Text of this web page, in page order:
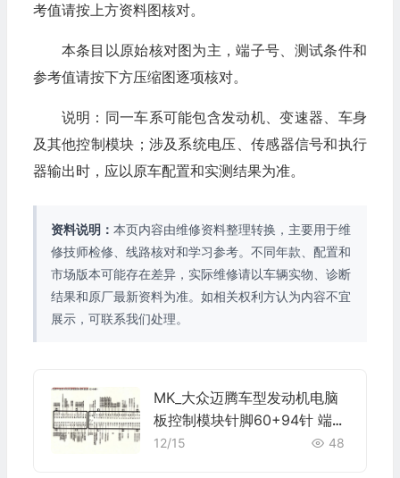
考值请按上方资料图核对。
本条目以原始核对图为主，端子号、测试条件和
参考值请按下方压缩图逐项核对。
说明：同一车系可能包含发动机、变速器、车身
及其他控制模块；涉及系统电压、传感器信号和执行
器输出时，应以原车配置和实测结果为准。
资料说明： 本页内容由维修资料整理转换，主要用于维
修技师检修、线路核对和学习参考。不同年款、配置和
市场版本可能存在差异，实际维修请以车辆实物、诊断
结果和原厂最新资料为准。如相关权利方认为内容不宜
展示，可联系我们处理。
MK_大众迈腾车型发动机电脑
板控制模块针脚60+94针 端子
图
12/15 48